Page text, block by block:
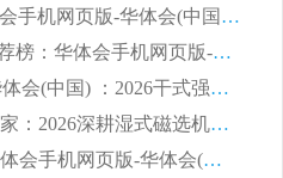
2026CTS顺流磁选机十大名牌厂家 华体会手机网页版-华体会(中国) 居行业前列
2026知名平板磁选机厂家质量哪家强推荐榜：华体会手机网页版-华体会(中国) 厂家上榜
临朐源头生产厂家华体会手机网页版-华体会(中国) ：2026干式强磁磁选机品质排行榜
潍坊华体会手机网页版-华体会(中国) 厂家：2026深耕湿式磁选机领域，品质服务获全国客户认可
2026钢渣全逆流磁选机厂家甄选|潍坊华体会手机网页版-华体会(中国) 多品类选矿设备实用参考